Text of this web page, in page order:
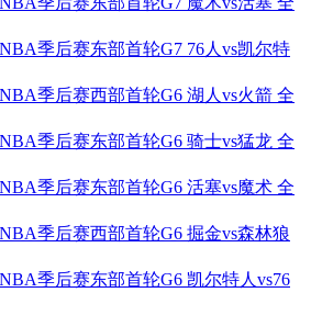
季后赛东部首轮G7 76人vs凯尔特
季后赛西部首轮G6 湖人vs火箭 全
季后赛东部首轮G6 骑士vs猛龙 全
季后赛东部首轮G6 活塞vs魔术 全
季后赛西部首轮G6 掘金vs森林狼
季后赛东部首轮G6 凯尔特人vs76